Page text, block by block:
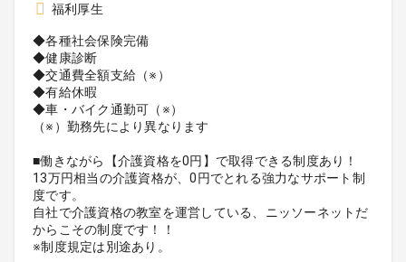
福利厚生
◆各種社会保険完備
◆健康診断
◆交通費全額支給（※）
◆有給休暇
◆車・バイク通勤可（※）
（※）勤務先により異なります
■働きながら【介護資格を0円】で取得できる制度あり！
13万円相当の介護資格が、0円でとれる強力なサポート制
度です。
自社で介護資格の教室を運営している、ニッソーネットだ
からこその制度です！！
※制度規定は別途あり。